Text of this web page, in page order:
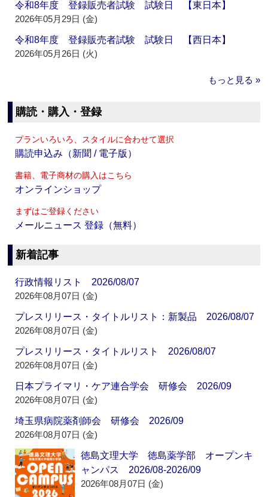
令和8年度 登録販売者試験 試験日 【東日本】
2026年05月29日 (金)
令和8年度 登録販売者試験 試験日 【西日本】
2026年05月26日 (火)
もっと見る »
購読・購入・登録
プランいろいろ、スタイルに合わせて選択
購読申込み（新聞 / 電子版）
書籍、電子商材の購入はこちら
オンラインショップ
まずはご登録ください
メールニュース 登録（無料）
新着記事
行政情報リスト 2026/08/07
2026年08月07日 (金)
プレスリリース・タイトルリスト：新製品 2026/08/07
2026年08月07日 (金)
プレスリリース・タイトルリスト 2026/08/07
2026年08月07日 (金)
日本プライマリ・ケア連合学会 研修会 2026/09
2026年08月07日 (金)
埼玉県病院薬剤師会 研修会 2026/09
2026年08月07日 (金)
徳島文理大学 徳島薬学部 オープンキ
ャンパス 2026/08-2026/09
2026年08月07日 (金)